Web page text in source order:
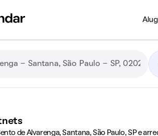
de Alvarenga, Santana, São Paulo, SP e